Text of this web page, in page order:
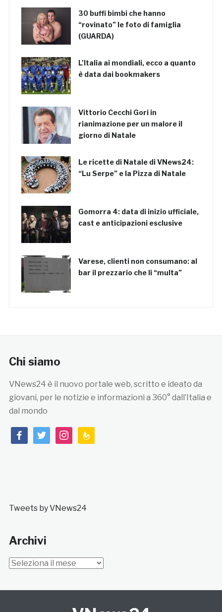
30 buffi bimbi che hanno
“rovinato” le foto di famiglia
(GUARDA)
L’Italia ai mondiali, ecco a quanto
è data dai bookmakers
Vittorio Cecchi Gori in
rianimazione per un malore il
giorno di Natale
Le ricette di Natale di VNews24:
“Lu Serpe” e la Pizza di Natale
Gomorra 4: data di inizio ufficiale,
cast e anticipazioni esclusive
Varese, clienti non consumano: al
bar il prezzario che li “multa”
Chi siamo
VNews24 è il nuovo portale web, scritto e ideato da
giovani, per le notizie e informazioni a 360° dall’Italia e
dal mondo
facebooktwitterinstagramfeedburner
Tweets by VNews24
Archivi
Archivi